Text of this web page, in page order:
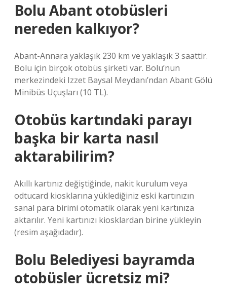
Bolu Abant otobüsleri
nereden kalkıyor?
Abant-Annara yaklaşık 230 km ve yaklaşık 3 saattir.
Bolu için birçok otobüs şirketi var. Bolu’nun
merkezindeki Izzet Baysal Meydanı’ndan Abant Gölü
Minibüs Uçuşları (10 TL).
Otobüs kartındaki parayı
başka bir karta nasıl
aktarabilirim?
Akıllı kartınız değiştiğinde, nakit kurulum veya
odtucard kiosklarına yüklediğiniz eski kartınızın
sanal para birimi otomatik olarak yeni kartınıza
aktarılır. Yeni kartınızı kiosklardan birine yükleyin
(resim aşağıdadır).
Bolu Belediyesi bayramda
otobüsler ücretsiz mi?